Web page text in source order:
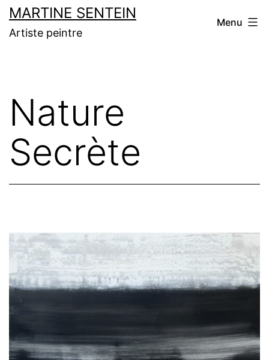
Aller
au
MARTINE SENTEIN
Artiste peintre
Menu
Nature
Secrète